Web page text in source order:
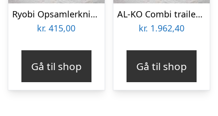
Ryobi Opsamlerknive til 117 cm Havetraktor Rac477
kr. 415,00
Gå til shop
AL-KO Combi trailer CT 400 – tilbehør til Havetraktor
kr. 1.962,40
Gå til shop